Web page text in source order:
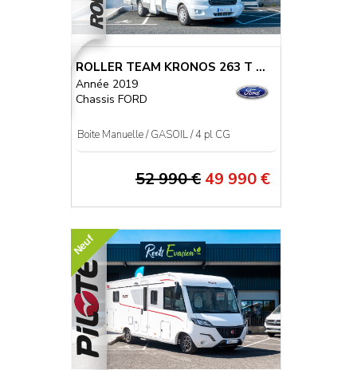
ROLLER TEAM KRONOS 263 T ...
Année 2019
Chassis FORD
Boite Manuelle / GASOIL / 4 pl CG
52 990 € 49 990 €
Neuf